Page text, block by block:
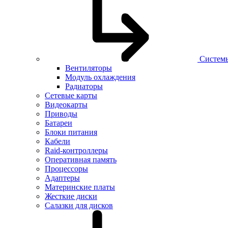
Вентиляторы
Модуль охлаждения
Радиаторы
Сетевые карты
Видеокарты
Приводы
Батареи
Блоки питания
Кабели
Raid-контроллеры
Оперативная память
Процессоры
Адаптеры
Материнские платы
Жесткие диски
Салазки для дисков